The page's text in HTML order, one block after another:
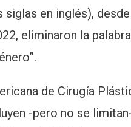
siglas en inglés),
eliminaron la
de Cirugía
-pero no se